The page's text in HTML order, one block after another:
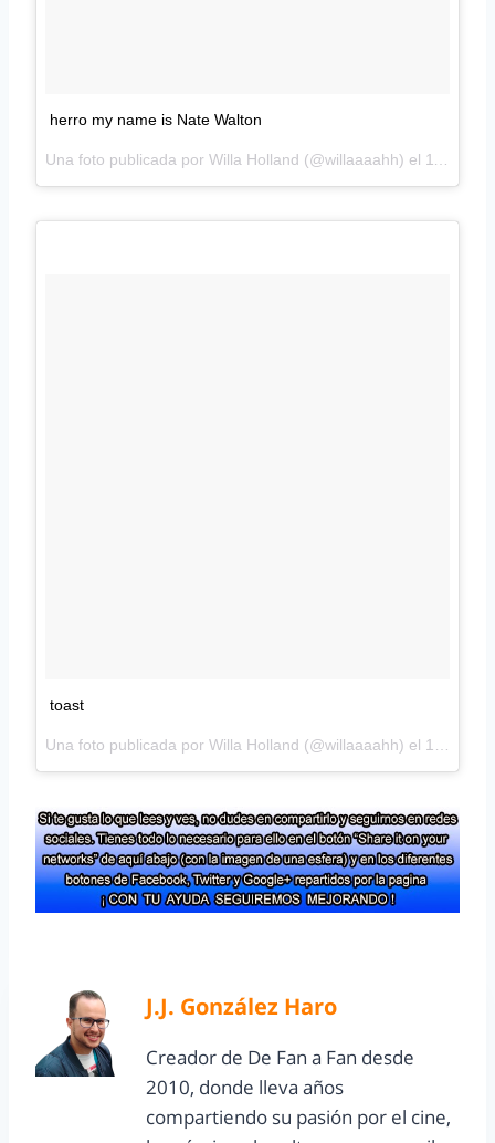
herro my name is Nate Walton
Una foto publicada por Willa Holland (@willaaaahh) el 11 de Nov de 2015 a la(s) 11:36 PST
toast
Una foto publicada por Willa Holland (@willaaaahh) el 1 de Oct de 2015 a la(s) 12:08 PDT
J.J. González Haro
Creador de De Fan a Fan desde
2010, donde lleva años
compartiendo su pasión por el cine,